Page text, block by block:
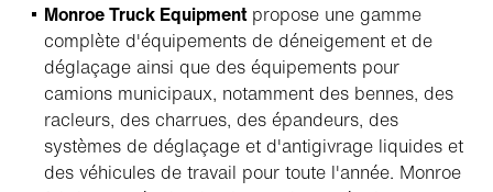
Monroe Truck Equipmentpropose une gamme
complète d'équipements de déneigement et de
déglaçage ainsi que des équipements pour
camions municipaux, notamment des bennes, des
racleurs, des charrues, des épandeurs, des
systèmes de déglaçage et d'antigivrage liquides et
des véhicules de travail pour toute l'année. Monroe